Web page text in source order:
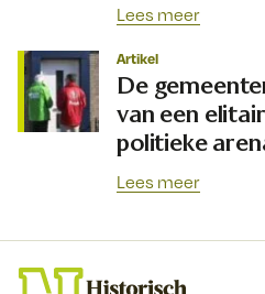
Lees meer
Artikel
De
van een
politieke
Lees meer